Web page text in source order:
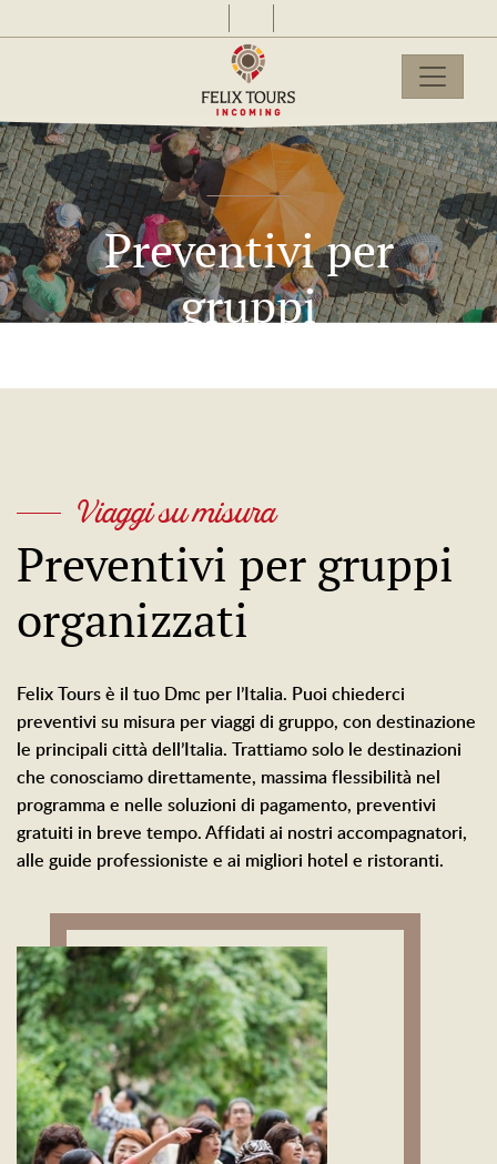
Preventivi per
gruppi
Viaggi su misura
Preventivi per gruppi
organizzati
Felix Tours è il tuo Dmc per l’Italia. Puoi chiederci
preventivi su misura per viaggi di gruppo, con destinazione
le principali città dell’Italia. Trattiamo solo le destinazioni
che conosciamo direttamente, massima flessibilità nel
programma e nelle soluzioni di pagamento, preventivi
gratuiti in breve tempo. Affidati ai nostri accompagnatori,
alle guide professioniste e ai migliori hotel e ristoranti.